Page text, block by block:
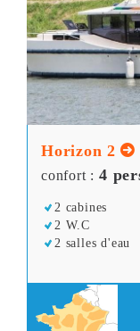
Horizon 2
confort : 4
2 cabines
2 W.C
2 salles d'eau